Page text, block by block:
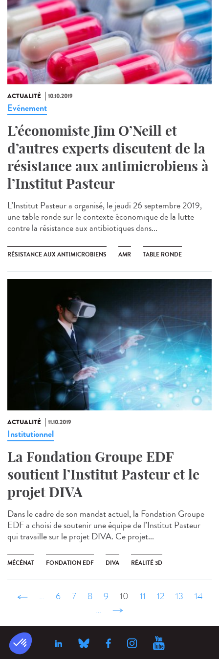
ACTUALITÉ 10.10.2019
Evénement
L’économiste Jim O’Neill et
d’autres experts discutent de la
résistance aux antimicrobiens à
l’Institut Pasteur
L’Institut Pasteur a organisé, le jeudi 26 septembre 2019,
une table ronde sur le contexte économique de la lutte
contre la résistance aux antibiotiques dans...
RÉSISTANCE AUX ANTIMICROBIENS AMR TABLE RONDE
ACTUALITÉ 11.10.2019
Institutionnel
La Fondation Groupe EDF
soutient l’Institut Pasteur et le
projet DIVA
Dans le cadre de son mandat actuel, la Fondation Groupe
EDF a choisi de soutenir une équipe de l’Institut Pasteur
qui travaille sur le projet DIVA. Ce projet...
MÉCÉNAT FONDATION EDF DIVA RÉALITÉ 3D
‹ précédent
… 6 7 8 9 10 11 12 13
14
…
suivant ›